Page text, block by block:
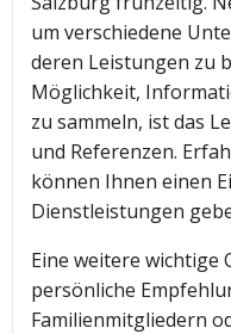
um verschiedene
deren Leistungen zu
Möglichkeit,
zu sammeln, ist das
und Referenzen.
können Ihnen einen
Dienstleistungen
Eine weitere
persönliche
Familienmitgliedern